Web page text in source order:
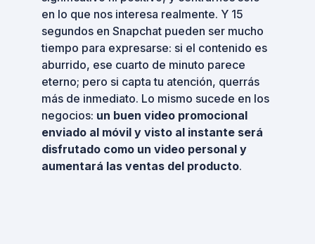
en lo que nos interesa realmente. Y 15
segundos en Snapchat pueden ser mucho
tiempo para expresarse: si el contenido es
aburrido, ese cuarto de minuto parece
eterno; pero si capta tu atención, querrás
más de inmediato. Lo mismo sucede en los
negocios: un buen video promocional
enviado al móvil y visto al instante será
disfrutado como un video personal y
aumentará las ventas del producto.